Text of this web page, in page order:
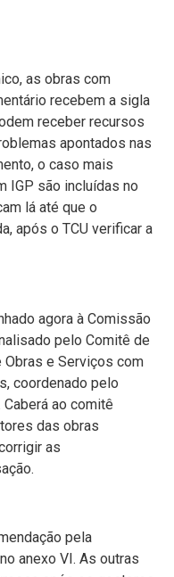
as obras com
recebem a sigla
receber recursos
apontados nas
o caso mais
IGP são incluídas no
lá até que o
após o TCU verificar a
agora à Comissão
pelo Comitê de
e Serviços com
coordenado pelo
ao comitê
das obras
as
pela
anexo VI. As outras